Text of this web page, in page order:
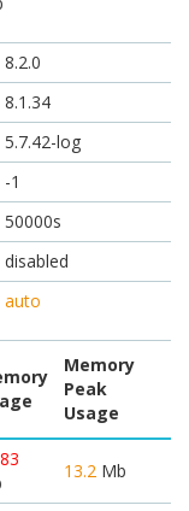
8.2.0
8.1.34
5.7.42-log
-1
50000s
disabled
auto
Memory
Peak
Usage
13.2 Mb